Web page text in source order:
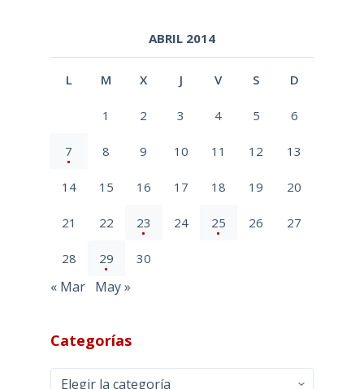
ABRIL 2014
L M X J V S D
1 2 3 4 5 6
7 8 9 10 11 12 13
14 15 16 17 18 19 20
21 22 23 24 25 26 27
28 29 30
« Mar May »
Categorías
Categorías